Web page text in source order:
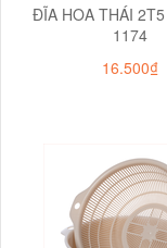
ĐĨA HOA THÁI
1174
16.500₫